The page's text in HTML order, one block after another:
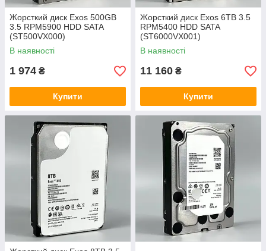
Жорсткий диск Exos 500GB
3.5 RPM5900 HDD SATA
(ST500VX000)
В наявності
1 974 ₴
Купити
Жорсткий диск Exos 6TB 3.5
RPM5400 HDD SATA
(ST6000VX001)
В наявності
11 160 ₴
Купити